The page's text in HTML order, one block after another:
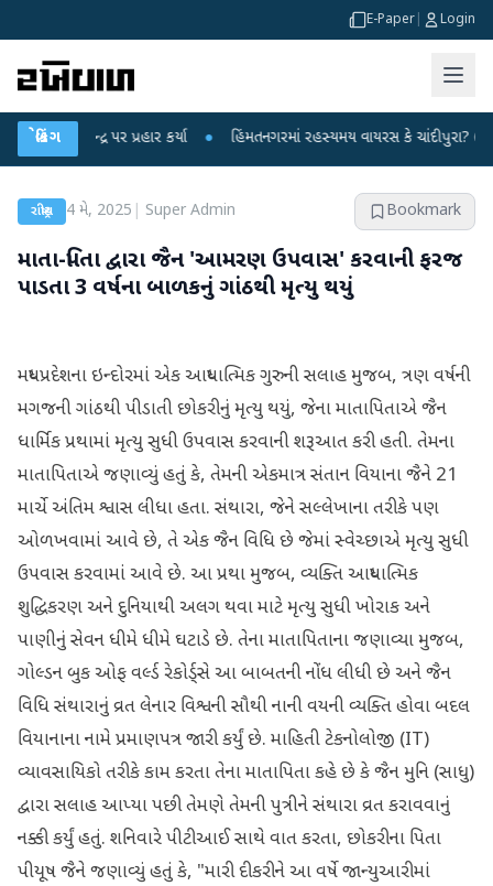
E-Paper Login
બ્રેકિંગ
પર પ્રહાર કર્યા ● હિંમતનગરમાં રહસ્યમય વાયરસ કે ચાંદીપુરા? 6 બાળકોના
રાષ્ટ્રીય 4 મે, 2025 Super Admin Bookmark
માતા-પિતા દ્વારા જૈન 'આમરણ ઉપવાસ' કરવાની ફરજ
પાડતા 3 વર્ષના બાળકનું ગાંઠથી મૃત્યુ થયું
મધ્યપ્રદેશના ઇન્દોરમાં એક આધ્યાત્મિક ગુરુની સલાહ મુજબ, ત્રણ વર્ષની
મગજની ગાંઠથી પીડાતી છોકરીનું મૃત્યુ થયું, જેના માતાપિતાએ જૈન
ધાર્મિક પ્રથામાં મૃત્યુ સુધી ઉપવાસ કરવાની શરૂઆત કરી હતી. તેમના
માતાપિતાએ જણાવ્યું હતું કે, તેમની એકમાત્ર સંતાન વિયાના જૈને 21
માર્ચે અંતિમ શ્વાસ લીધા હતા. સંથારા, જેને સલ્લેખાના તરીકે પણ
ઓળખવામાં આવે છે, તે એક જૈન વિધિ છે જેમાં સ્વેચ્છાએ મૃત્યુ સુધી
ઉપવાસ કરવામાં આવે છે. આ પ્રથા મુજબ, વ્યક્તિ આધ્યાત્મિક
શુદ્ધિકરણ અને દુનિયાથી અલગ થવા માટે મૃત્યુ સુધી ખોરાક અને
પાણીનું સેવન ધીમે ધીમે ઘટાડે છે. તેના માતાપિતાના જણાવ્યા મુજબ,
ગોલ્ડન બુક ઓફ વર્લ્ડ રેકોર્ડ્સે આ બાબતની નોંધ લીધી છે અને જૈન
વિધિ સંથારાનું વ્રત લેનાર વિશ્વની સૌથી નાની વયની વ્યક્તિ હોવા બદલ
વિયાનાના નામે પ્રમાણપત્ર જારી કર્યું છે. માહિતી ટેકનોલોજી (IT)
વ્યાવસાયિકો તરીકે કામ કરતા તેના માતાપિતા કહે છે કે જૈન મુનિ (સાધુ)
દ્વારા સલાહ આપ્યા પછી તેમણે તેમની પુત્રીને સંથારા વ્રત કરાવવાનું
નક્કી કર્યું હતું. શનિવારે પીટીઆઈ સાથે વાત કરતા, છોકરીના પિતા
પીયૂષ જૈને જણાવ્યું હતું કે, "મારી દીકરીને આ વર્ષે જાન્યુઆરીમાં